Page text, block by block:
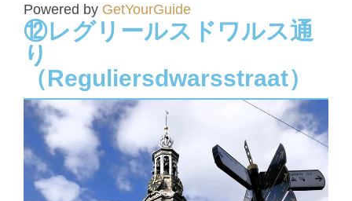
Powered by GetYourGuide
⑫レグリールスドワルス通
り
（Reguliersdwarsstraat）